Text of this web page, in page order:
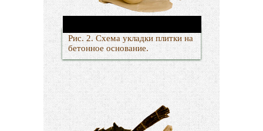
Рис. 2. Схема укладки плитки на
бетонное основание.